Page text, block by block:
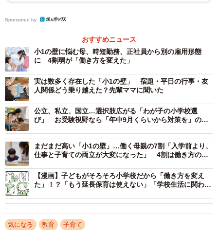
大きく影響を与え、戸惑いや不安を抱える家庭が少なくな
3/7
最大の課題は「放課後の預け先」（提供画像）
具体的には、「放課後の居場所の手配・確保」（15.9％）
が最多となったほか、「春・夏休みなど長期休暇中の子ど
もの世話」（14.5％）、「子どもの勉強のサポート」
（10.9％）などが挙げられ、働きながら子育てを続ける家
Sponsored by
おすすめニュース
小1の壁に悩む母、時短勤務、正社員から別の雇用形態
に 4割弱が「働き方を変えた」
実は数多く存在した「小1の壁」 宿題・平日の行事・友
人関係どう乗り越えた？先輩ママに聞いた
公立、私立、国立…選択肢広がる「わが子の小学校選
び」 お受験視野なら「年中9月くらいから対策を」の声
まだまだ高い「小1の壁」…働く母親の7割「入学前より、
仕事と子育ての両立が大変になった」 4割は働き方の変
【漫画】子どもがそろそろ小学校だから「働き方を変え
た」！？「もう延長保育は使えない」「学校生活に関わり
気になる 教育 子育て